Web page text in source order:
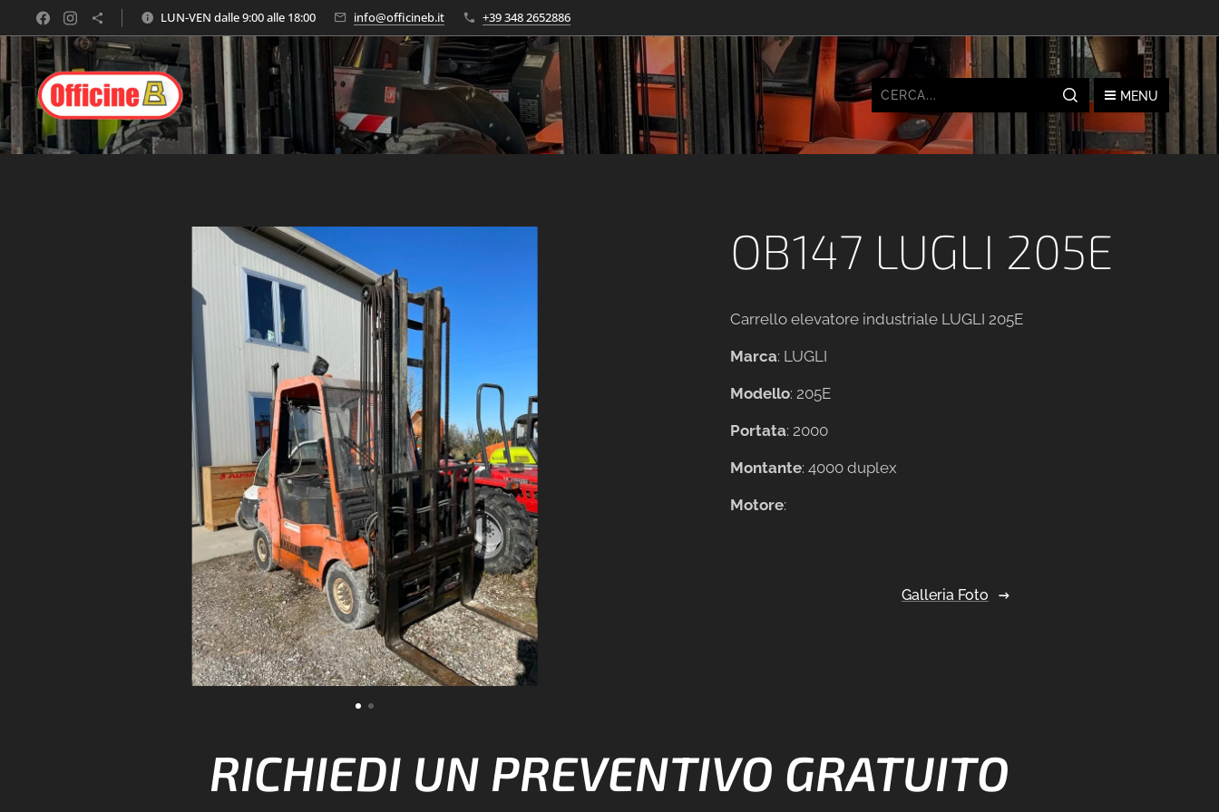
LUN-VEN dalle 9:00 alle 18:00 info@officineb.it +39 348 2652886
MENU
OB147 LUGLI 205E
Carrello elevatore industriale LUGLI 205E
Marca: LUGLI
Modello: 205E
Portata: 2000
Montante: 4000 duplex
Motore:
Galleria Foto
RICHIEDI UN PREVENTIVO GRATUITO